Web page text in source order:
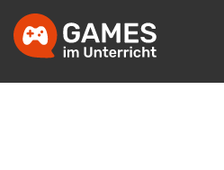
Skip
to
main
navigation